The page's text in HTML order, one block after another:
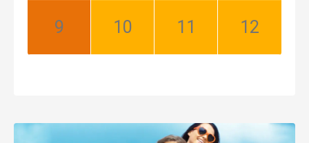
September:
Október:
November:
December: